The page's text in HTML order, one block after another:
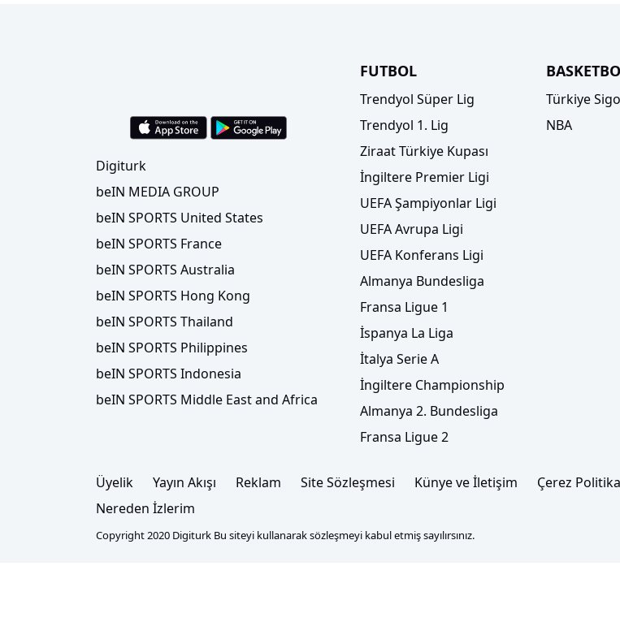
Digiturk
beIN MEDIA GROUP
beIN SPORTS United States
beIN SPORTS France
beIN SPORTS Australia
beIN SPORTS Hong Kong
beIN SPORTS Thailand
beIN SPORTS Philippines
beIN SPORTS Indonesia
beIN SPORTS Middle East and Africa
FUTBOL
Trendyol Süper Lig
Trendyol 1. Lig
Ziraat Türkiye Kupası
İngiltere Premier Ligi
UEFA Şampiyonlar Ligi
UEFA Avrupa Ligi
UEFA Konferans Ligi
Almanya Bundesliga
Fransa Ligue 1
İspanya La Liga
İtalya Serie A
İngiltere Championship
Almanya 2. Bundesliga
Fransa Ligue 2
Türkiye
NBA
Üyelik Yayın Akışı Reklam Site Sözleşmesi Künye ve İletişim Çerez
Nereden İzlerim
Copyright 2020 Digiturk Bu siteyi kullanarak sözleşmeyi kabul etmiş sayılırsınız.